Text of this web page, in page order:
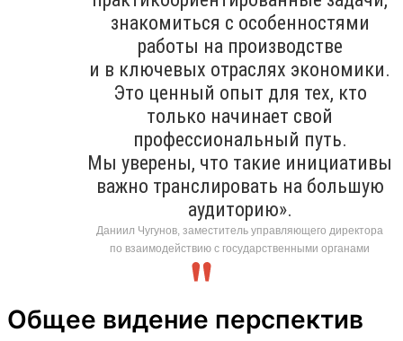
знакомиться с особенностями
работы на производстве
и в ключевых отраслях экономики.
Это ценный опыт для тех, кто
только начинает свой
профессиональный путь.
Мы уверены, что такие инициативы
важно транслировать на большую
аудиторию».
Даниил Чугунов, заместитель управляющего директора
по взаимодействию с государственными органами
Общее видение перспектив